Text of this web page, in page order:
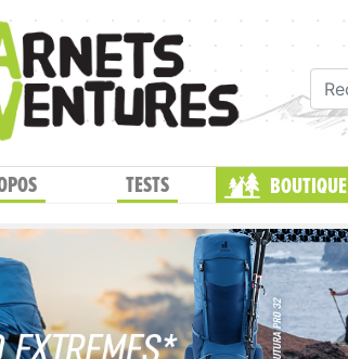
TESTS BOUTIQUE